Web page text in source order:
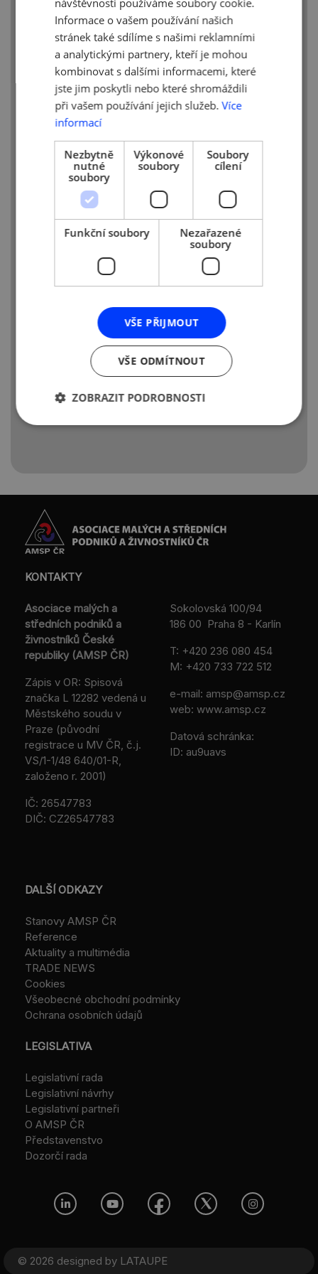
– Je to přímá podpora rozvoje gastronomie
a gastronomům, kteří jako jediní mohou
dlouhodobě budovat kvalitu a rozvoj,
a kteří byli dlouho opomíjeni.
– Je to podpora kvalitnímu prostředí
zodpovědné konzumace
– S danou strukturou DPH neočekáváme,
že by gastronomové měli větší problémy,
jsou schopni se přizpůsobit (jde de facto
jen o nastavení sazeb v systému EET
pokladních řešení). Nevnímáme ji jako
komplexní.
– Současně připouštíme, že rozdílné sazby
na minoritní prodejní kategorie dle nás
nebylo potřeba zavádět, nikdo na nich
totiž zvláště nezbohatne, ani neztratí
– Gastronomové budují kvalitu a hodnotu,
proto oceňujeme zvýhodněnou podporu
těm, kteří musejí uchovávat čisté toalety,
kvalitně vybavené kuchyně a každodenní
pořádek. Vnímáme proto jako fér fakt, že
zvýhodněn.
KONTAKTY
Asociace malých a
středních podniků a
živnostníků České
republiky (AMSP ČR)
Zápis v OR: Spisová
značka L 12282 vedená u
Městského soudu v
Praze (původní
registrace u MV ČR, č.j.
VS/1-1/48 640/01-R,
založeno r. 2001)
IČ: 26547783
DIČ: CZ26547783
Sokolovská 100/94
186 00 Praha 8 - Karlín
T: +420 236 080 454
M: +420 733 722 512
e-mail: amsp@amsp.cz
web: www.amsp.cz
Datová schránka:
ID: au9uavs
DALŠÍ ODKAZY
Stanovy AMSP ČR
Reference
Aktuality a multimédia
TRADE NEWS
Cookies
Všeobecné obchodní podmínky
Ochrana osobních údajů
LEGISLATIVA
Legislativní rada
Legislativní návrhy
Legislativní partneři
O AMSP ČR
Představenstvo
Dozorčí rada
© 2026 designed by LATAUPE
Informace o vašem používání našich
stránek také sdílíme s našimi reklamními
a analytickými partnery, kteří je mohou
kombinovat s dalšími informacemi, které
jste jim poskytli nebo které shromáždili
při vašem používání jejich služeb. Více
informací
Nezbytně
nutné
soubory
Výkonové
soubory
Soubory
cílení
Funkční soubory
Nezařazené
soubory
VŠE PŘIJMOUT
VŠE ODMÍTNOUT
ZOBRAZIT PODROBNOSTI